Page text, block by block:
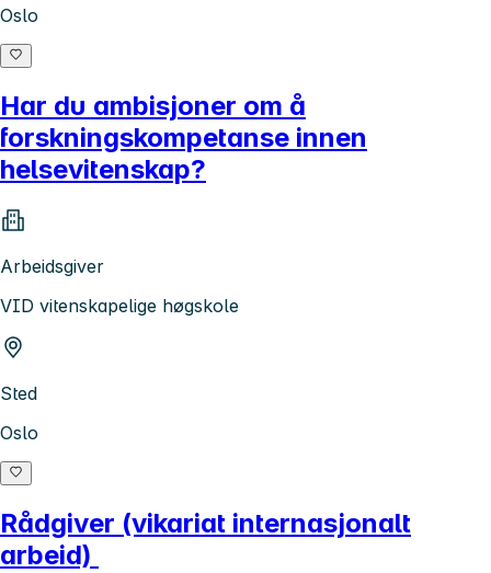
Oslo
Har du ambisjoner om å
forskningskompetanse innen
helsevitenskap?
Arbeidsgiver
VID vitenskapelige høgskole
Sted
Oslo
Rådgiver (vikariat internasjonalt
arbeid)